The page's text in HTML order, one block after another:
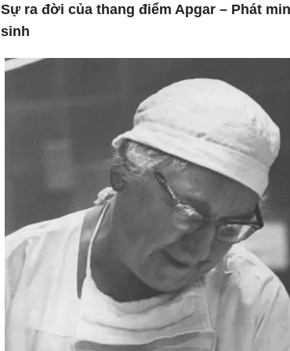
Sự ra đời của thang điểm Apgar – Phát
sinh